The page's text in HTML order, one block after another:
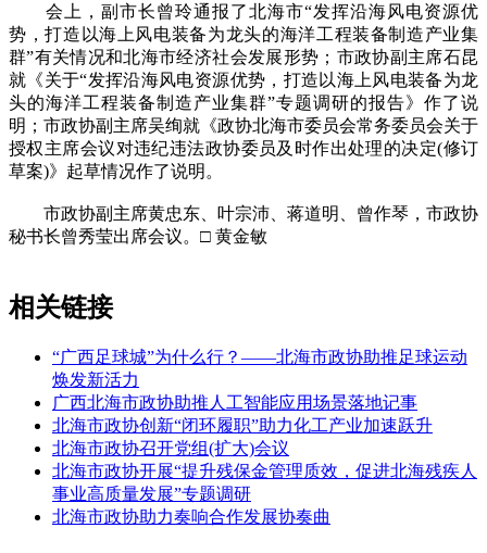
会上，副市长曾玲通报了北海市“发挥沿海风电资源优
势，打造以海上风电装备为龙头的海洋工程装备制造产业集
群”有关情况和北海市经济社会发展形势；市政协副主席石昆
就《关于“发挥沿海风电资源优势，打造以海上风电装备为龙
头的海洋工程装备制造产业集群”专题调研的报告》作了说
明；市政协副主席吴绚就《政协北海市委员会常务委员会关于
授权主席会议对违纪违法政协委员及时作出处理的决定(修订
草案)》起草情况作了说明。
市政协副主席黄忠东、叶宗沛、蒋道明、曾作琴，市政协
秘书长曾秀莹出席会议。□ 黄金敏
相关链接
“广西足球城”为什么行？——北海市政协助推足球运动
焕发新活力
广西北海市政协助推人工智能应用场景落地记事
北海市政协创新“闭环履职”助力化工产业加速跃升
北海市政协召开党组(扩大)会议
北海市政协开展“提升残保金管理质效，促进北海残疾人
事业高质量发展”专题调研
北海市政协助力奏响合作发展协奏曲